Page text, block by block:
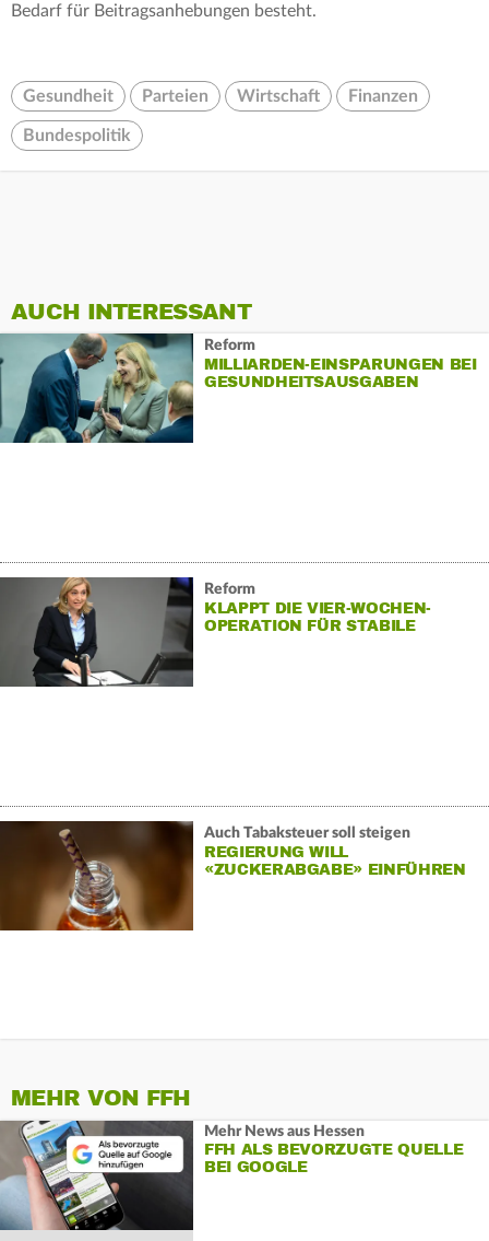
Bedarf für Beitragsanhebungen besteht.
Gesundheit Parteien Wirtschaft Finanzen
Bundespolitik
AUCH INTERESSANT
Reform
MILLIARDEN-EINSPARUNGEN BEI
GESUNDHEITSAUSGABEN
Reform
KLAPPT DIE VIER-WOCHEN-
OPERATION FÜR STABILE
Auch Tabaksteuer soll steigen
REGIERUNG WILL
«ZUCKERABGABE» EINFÜHREN
MEHR VON FFH
Mehr News aus Hessen
FFH ALS BEVORZUGTE QUELLE
BEI GOOGLE